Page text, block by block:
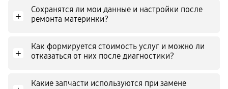
+
Сохранятся ли мои данные и настройки после
ремонта материнки?
+
Как формируется стоимость услуг и можно ли
отказаться от них после диагностики?
Какие запчасти используются при замене